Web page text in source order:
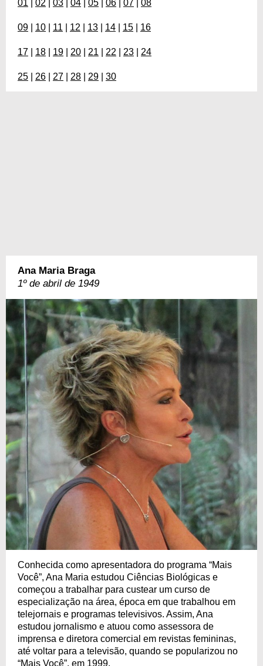
01 02 03 04 05 06 07 08
09 10 11 12 13 14 15 16
17 18 19 20 21 22 23 24
25 26 27 28 29 30
Ana Maria Braga
1º de abril de 1949
Conhecida como apresentadora do programa “Mais
Você”, Ana Maria estudou Ciências Biológicas e
começou a trabalhar para custear um curso de
especialização na área, época em que trabalhou em
telejornais e programas televisivos. Assim, Ana
estudou jornalismo e atuou como assessora de
imprensa e diretora comercial em revistas femininas,
até voltar para a televisão, quando se popularizou no
“Mais Você”, em 1999.